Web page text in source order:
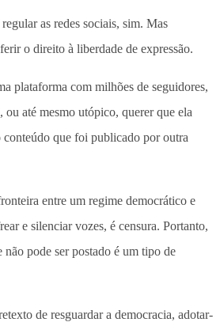
as redes sociais, sim. Mas
o direito à liberdade de expressão.
plataforma com milhões de seguidores,
ou até mesmo utópico, querer que ela
conteúdo que foi publicado por outra
entre um regime democrático e
e silenciar vozes, é censura. Portanto,
pode ser postado é um tipo de
de resguardar a democracia, adotar-